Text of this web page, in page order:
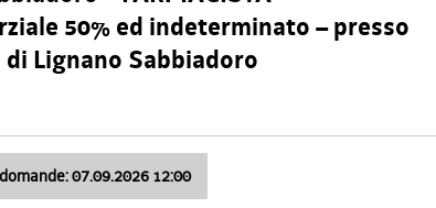
50% ed indeterminato – presso
di Lignano Sabbiadoro
07.09.2026 12:00